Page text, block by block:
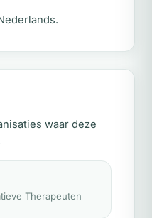
trajecten.
richting, maar
waar deze
Therapeuten